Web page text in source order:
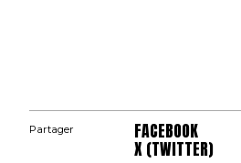
Partager FACEBOOK
X (TWITTER)